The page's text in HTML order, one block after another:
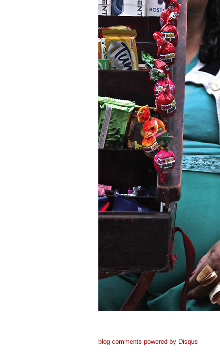
blog comments powered by Disqus